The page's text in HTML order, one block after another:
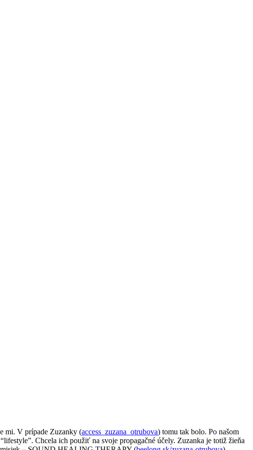
mi. V prípade Zuzanky (access_zuzana_otrubova) tomu tak bolo. Po našom
Chcela ich použiť na svoje propagačné účely. Zuzanka je totiž žieňa